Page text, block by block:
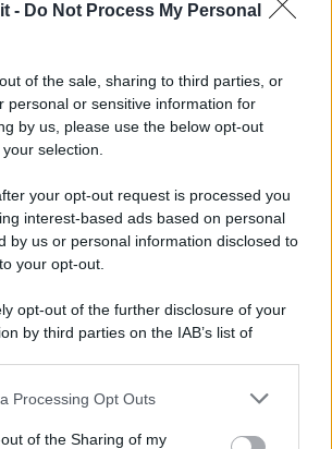
- Do Not Process My Personal
of the sale, sharing to third parties, or
personal or sensitive information for
by us, please use the below opt-out
selection.
your opt-out request is processed you
interest-based ads based on personal
by us or personal information disclosed to
your opt-out.
opt-out of the further disclosure of your
by third parties on the IAB’s list of
also be disclosed by us to third parties
Processing Opt Outs
of the Sharing of my
Design - P.IVA 04827280654 - Testata
1336/2020
ROC N. 35792 – ISCRITTA ALL’ANSO
NAZIONALE STAMPA ONLINE)
PREFERENZE PRIVACY
MAPPA DEL SITO